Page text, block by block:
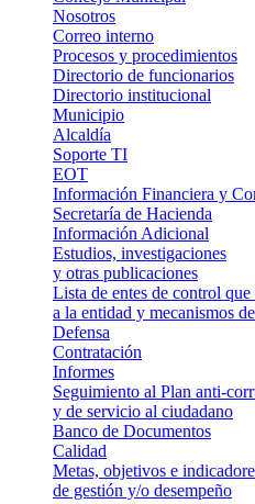
Nosotros
Correo interno
Procesos y procedimientos
Directorio de funcionarios
Directorio institucional
Municipio
Alcaldía
Soporte TI
EOT
Información Financiera y
Secretaría de Hacienda
Información Adicional
Estudios, investigaciones
y otras publicaciones
Lista de entes de control
a la entidad y mecanismos
Defensa
Contratación
Informes
Seguimiento al Plan anti-
y de servicio al ciudadano
Banco de Documentos
Calidad
Metas, objetivos e
de gestión y/o desempeño